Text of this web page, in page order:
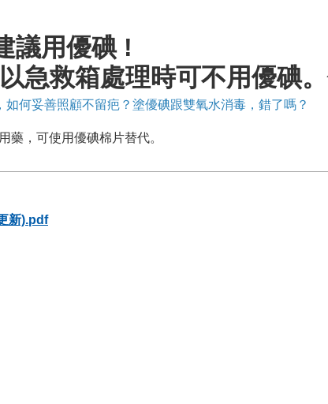
議用優碘 !
急救箱處理時可不用優碘
如何妥善照顧不留疤？塗優碘跟雙氧水消毒，錯了嗎？
藥，可使用優碘棉片替代。
新).pdf